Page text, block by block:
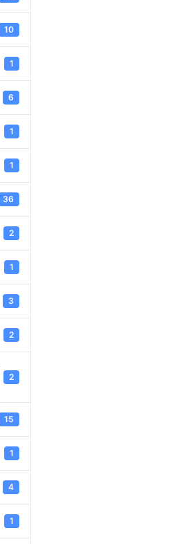
10
1
6
1
1
36
2
1
3
2
2
15
1
4
1